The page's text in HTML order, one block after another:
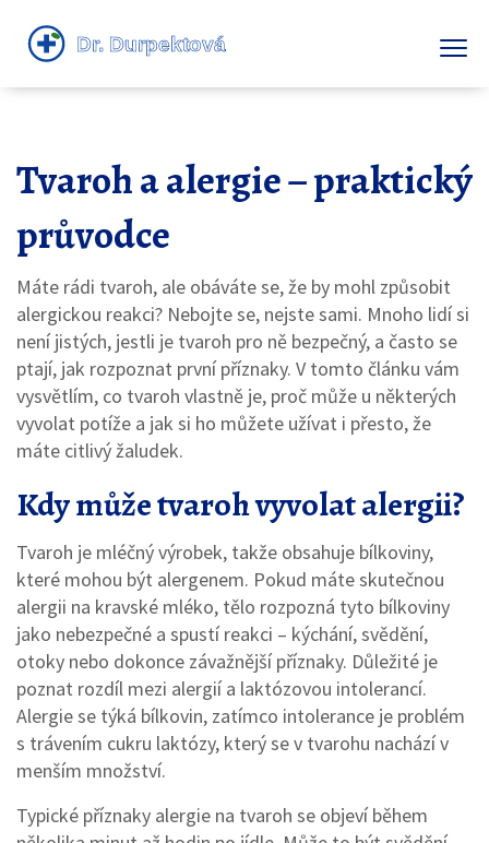
Tvaroh a alergie – praktický
průvodce
Máte rádi tvaroh, ale obáváte se, že by mohl způsobit
alergickou reakci? Nebojte se, nejste sami. Mnoho lidí si
není jistých, jestli je tvaroh pro ně bezpečný, a často se
ptají, jak rozpoznat první příznaky. V tomto článku vám
vysvětlím, co tvaroh vlastně je, proč může u některých
vyvolat potíže a jak si ho můžete užívat i přesto, že
máte citlivý žaludek.
Kdy může tvaroh vyvolat alergii?
Tvaroh je mléčný výrobek, takže obsahuje bílkoviny,
které mohou být alergenem. Pokud máte skutečnou
alergii na kravské mléko, tělo rozpozná tyto bílkoviny
jako nebezpečné a spustí reakci – kýchání, svědění,
otoky nebo dokonce závažnější příznaky. Důležité je
poznat rozdíl mezi alergií a laktózovou intolerancí.
Alergie se týká bílkovin, zatímco intolerance je problém
s trávením cukru laktózy, který se v tvarohu nachází v
menším množství.
Typické příznaky alergie na tvaroh se objeví během